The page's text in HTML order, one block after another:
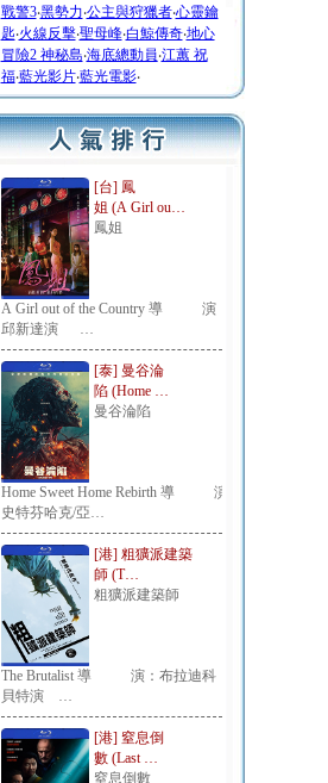
戰警3‧黑勢力‧公主與狩獵者‧心靈鑰
匙‧火線反擊‧聖母峰‧白鯨傳奇‧地心
冒險2 神秘島‧海底總動員‧江蕙 祝
福‧藍光影片‧藍光電影‧
[台] 鳳
姐 (A Girl ou…
鳳姐
A Girl out of the Country 導 演：
邱新達演 …
[泰] 曼谷淪
陷 (Home …
曼谷淪陷
Home Sweet Home Rebirth 導 演：
史特芬哈克/亞…
[港] 粗獷派建築
師 (T…
粗獷派建築師
The Brutalist 導 演：布拉迪科
貝特演 …
[港] 窒息倒
數 (Last …
窒息倒數